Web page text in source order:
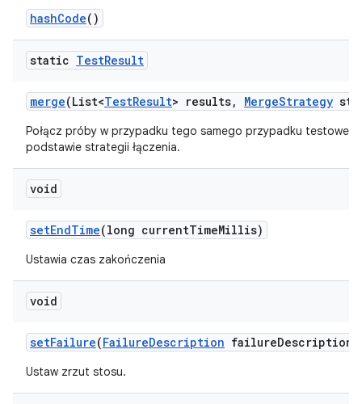
hashCode()
static TestResult
merge(List<TestResult> results, MergeStrategy
Połącz próby w przypadku tego samego przypadku
podstawie strategii łączenia.
void
setEndTime(long currentTimeMillis)
Ustawia czas zakończenia
void
setFailure(FailureDescription failureDescription)
Ustaw zrzut stosu.